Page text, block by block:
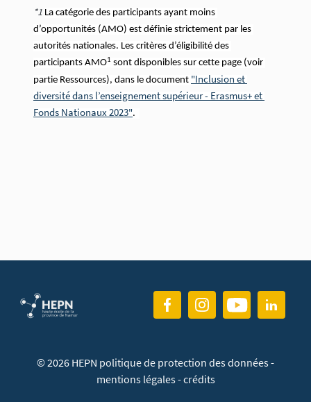
*1 La catégorie des participants ayant moins
d’opportunités (AMO) est définie strictement par les
autorités nationales. Les critères d’éligibilité des
participants AMO1 sont disponibles sur cette page (voir
partie Ressources), dans le document "Inclusion et
diversité dans l’enseignement supérieur - Erasmus+ et
Fonds Nationaux 2023".
© 2026 HEPN politique de protection des données-
mentions légales-crédits